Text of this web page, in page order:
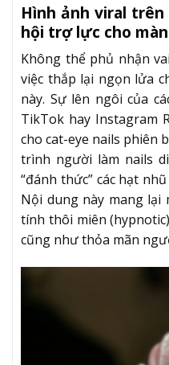
Hình ảnh viral
hội trợ lực cho
Không thể phủ nhận
việc thắp lại ngọn lửa
này. Sự lên ngôi của
TikTok hay Instagram
cho cat-eye nails phiên
trình người làm nails
“đánh thức” các hạt
Nội dung này mang
tính thôi miên
cũng như thỏa mãn